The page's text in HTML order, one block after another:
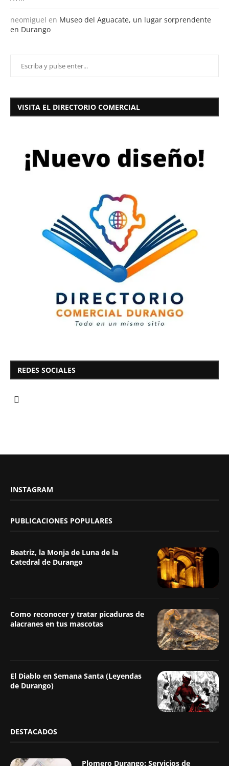
neomiguel en Museo del Aguacate, un lugar sorprendente
en Durango
VISITA EL DIRECTORIO COMERCIAL
REDES SOCIALES
INSTAGRAM
PUBLICACIONES POPULARES
Beatriz, la Monja de Luna de la
Catedral de Durango
Como reconocer y tratar picaduras de
alacranes en tus mascotas
El Diablo en Semana Santa (Leyendas
de Durango)
DESTACADOS
Plomero Durango: Servicios de